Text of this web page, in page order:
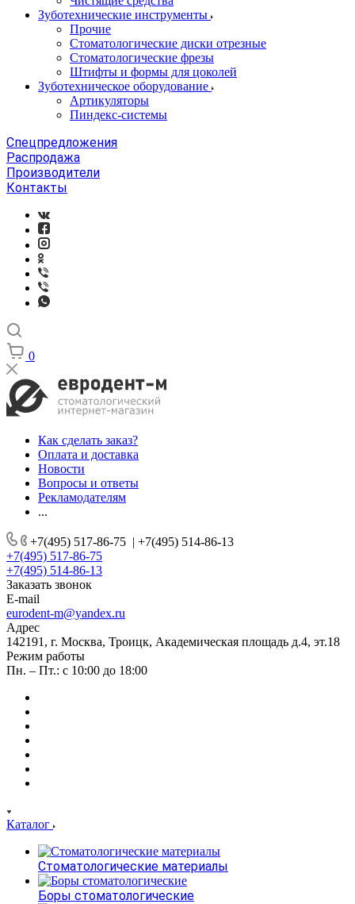
Зуботехнические инструменты
Прочие
Стоматологические диски отрезные
Стоматологические фрезы
Штифты и формы для цоколей
Зуботехническое оборудование
Артикуляторы
Пиндекс-системы
Спецпредложения
Распродажа
Производители
Контакты
0
Как сделать заказ?
Оплата и доставка
Новости
Вопросы и ответы
Рекламодателям
...
+7(495) 517-86-75 | +7(495) 514-86-13
+7(495) 517-86-75
+7(495) 514-86-13
Заказать звонок
E-mail
eurodent-m@yandex.ru
Адрес
142191, г. Москва, Троицк, Академическая площадь д.4, эт.18
Режим работы
Пн. – Пт.: с 10:00 до 18:00
Каталог
Стоматологические материалы
Боры стоматологические